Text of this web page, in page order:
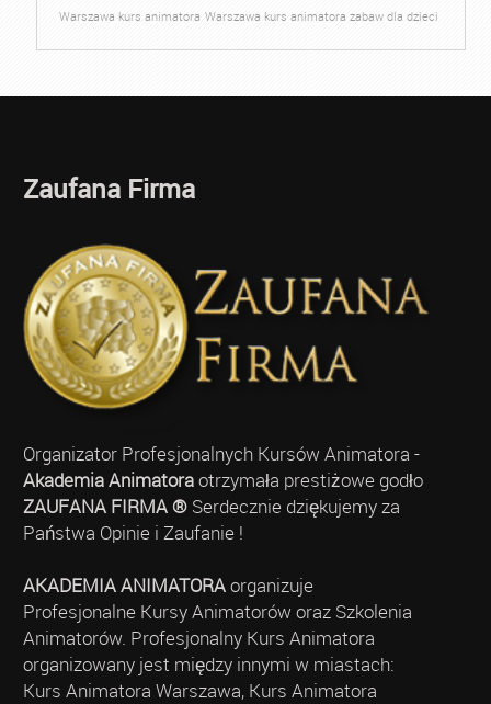
Warszawa kurs animatora Warszawa kurs animatora zabaw dla dzieci
Zaufana Firma
Organizator Profesjonalnych Kursów Animatora -
Akademia Animatoraotrzymała prestiżowe godło
ZAUFANA FIRMA ®Serdecznie dziękujemy za
Państwa Opinie i Zaufanie !
AKADEMIA ANIMATORAorganizuje
Profesjonalne Kursy Animatorów oraz Szkolenia
Animatorów. Profesjonalny Kurs Animatora
organizowany jest między innymi w miastach:
Kurs Animatora Warszawa, Kurs Animatora